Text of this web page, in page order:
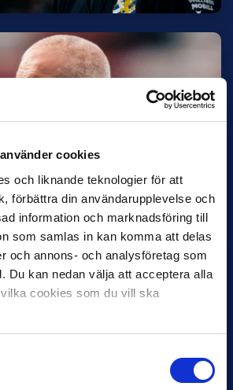
cookies
och liknande teknologier för att
förbättra din användarupplevelse och
information och marknadsföring till
som samlas in kan komma att delas
och annons- och analysföretag som
Du kan nedan välja att acceptera alla
cookies som du vill ska
i Malmö FF